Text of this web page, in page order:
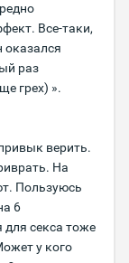
Все-таки,
оказался
раз
грех) ».
верить.
На
Пользуюсь
6
секса тоже
у кого